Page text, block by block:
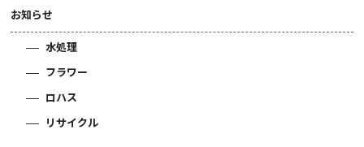
お知らせ
水処理
フラワー
ロハス
リサイクル